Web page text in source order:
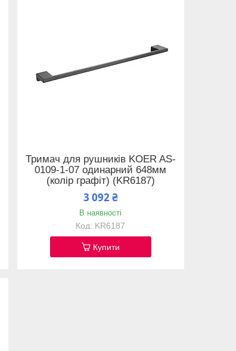
Тримач для рушників KOER AS-
0109-1-07 одинарний 648мм
(колір графіт) (KR6187)
3 092 ₴
В наявності
KR6187
Купити